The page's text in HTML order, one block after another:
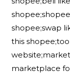
shopee;swap
this
marketplace